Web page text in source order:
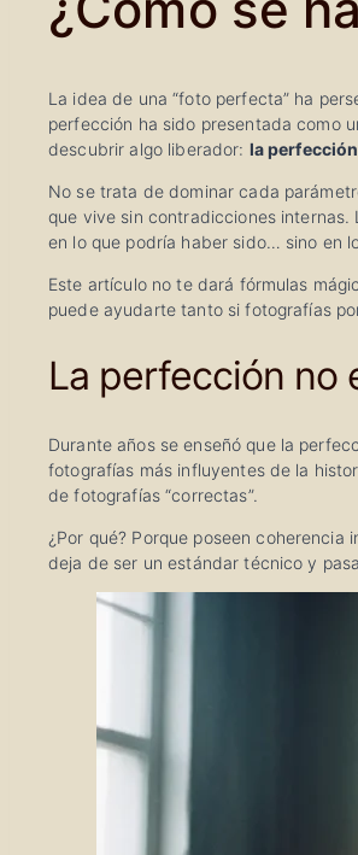
La idea de una “foto perfecta” ha
perfección ha sido presentada como
descubrir algo liberador: la
No se trata de dominar cada
que vive sin contradicciones internas.
en lo que podría haber sido… sino en
Este artículo no te dará fórmulas
puede ayudarte tanto si fotografías
La perfección no
Durante años se enseñó que la
fotografías más influyentes de la
de fotografías “correctas”.
¿Por qué? Porque poseen
deja de ser un estándar técnico y